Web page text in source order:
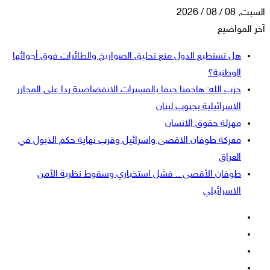
السبت, 08 / 08 / 2026
آخر المواضيع
هل تستطيع الدول منع تحليق الصواريخ والطائرات فوق أجوائها
الوطنية؟
حزب الله: هاجمنا حيفا بالمسيرات الانقضاضية ردا على المجازر
الاسرائيلية بجنوب لبنان
مهزلة حقوق الانسان
معركة طوفان الاقصى واسرائيل وقرب نهاية حكم الذيول في
العراق
طوفان الأقصى .. فشل استخباري وسقوط نظرية الأمن
الاسرائيلي